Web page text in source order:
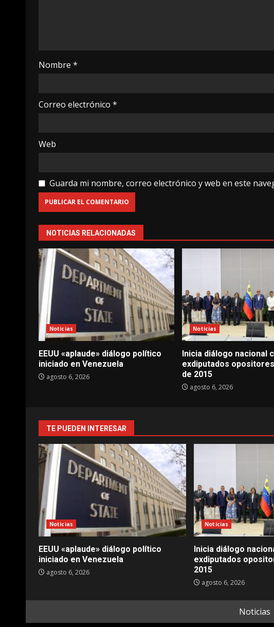
Nombre *
Correo electrónico *
Web
Guarda mi nombre, correo electrónico y web en este
NOTICIAS RELACIONADAS
Noticias
EEUU «aplaude» diálogo político
iniciado en Venezuela
agosto 6, 2026
Noticias
Inicia diálogo nacional
exdiputados
de 2015
agosto 6, 2026
TE PUEDEN INTERESAR
Noticias
EEUU «aplaude» diálogo político
iniciado en Venezuela
agosto 6, 2026
Noticias
Inicia diálogo
exdiputados
2015
agosto 6, 2026
Noticias